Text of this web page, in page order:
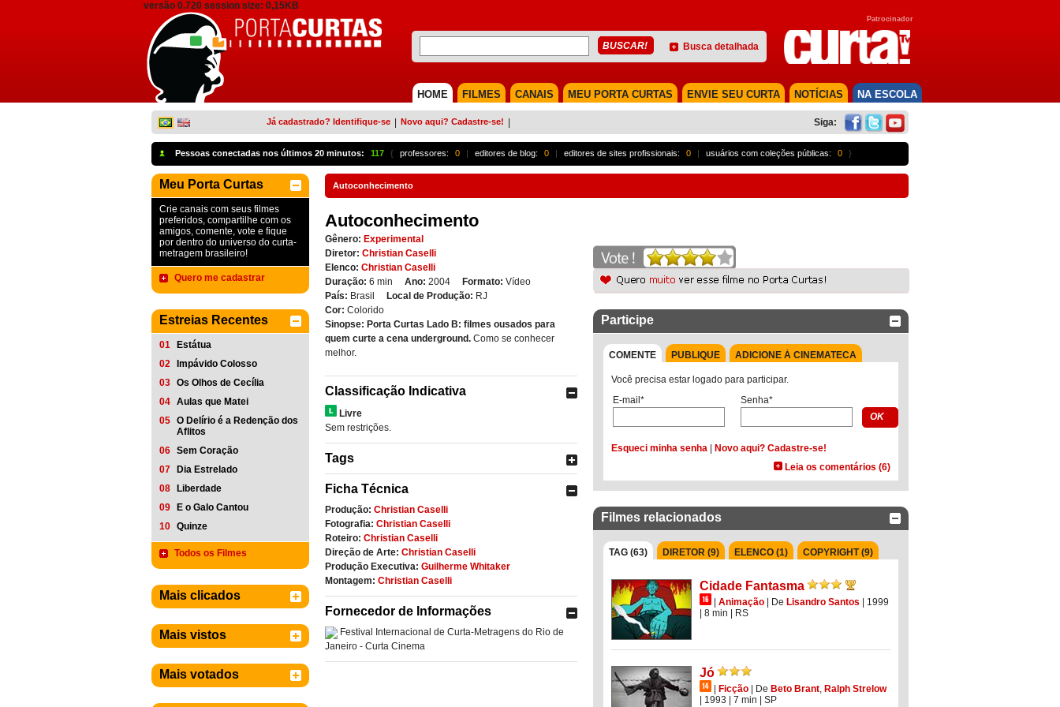
versão 0.720 session size: 0,15KB
Busca detalhada
Patrocinador
NA ESCOLA
NOTÍCIAS
ENVIE SEU CURTA
MEU PORTA CURTAS
CANAIS
FILMES
HOME
Siga:
Já cadastrado? Identifique-se Novo aqui? Cadastre-se!
Pessoas conectadas nos últimos 20 minutos: 117 { professores: 0 | editores de blog: 0 | editores de sites profissionais: 0 | usuários com coleções públicas: 0 }
Meu Porta Curtas
Crie canais com seus filmes
preferidos, compartilhe com os
amigos, comente, vote e fique
por dentro do universo do curta-
metragem brasileiro!
Quero me cadastrar
Estreias Recentes
01
Estátua
02
Impávido Colosso
03 Os Olhos de Cecília
04 Aulas que Matei
05 O Delírio é a Redenção dos
Aflitos
06 Sem Coração
07
Dia Estrelado
08
Liberdade
09
E o Galo Cantou
10 Quinze
Todos os Filmes
Mais clicados
Mais vistos
Mais votados
Autoconhecimento
Autoconhecimento
Gênero: Experimental
Diretor: Christian Caselli
Elenco: Christian Caselli
Duração: 6 min Ano: 2004 Formato: Vídeo
País: Brasil Local de Produção: RJ
Cor: Colorido
Sinopse: Porta Curtas Lado B: filmes ousados para
quem curte a cena underground. Como se conhecer
melhor.
Classificação Indicativa
Livre
Sem restrições.
Tags
Ficha Técnica
Produção: Christian Caselli
Fotografia: Christian Caselli
Roteiro: Christian Caselli
Direção de Arte: Christian Caselli
Produção Executiva: Guilherme Whitaker
Montagem: Christian Caselli
Fornecedor de Informações
Festival Internacional de Curta-Metragens do Rio de
Janeiro - Curta Cinema
Participe
COMENTE PUBLIQUE ADICIONE À CINEMATECA
Você precisa estar logado para participar.
E-mail*
Senha*
Esqueci minha senha
Novo aqui? Cadastre-se!
Leia os comentários (6)
Filmes relacionados
TAG (63) DIRETOR (9) ELENCO (1) COPYRIGHT (9)
Cidade Fantasma
Animação De Lisandro Santos
| 1999
| 8 min
RS
Jó
Ficção De Beto Brant, Ralph Strelow
| 1993
| 7 min SP